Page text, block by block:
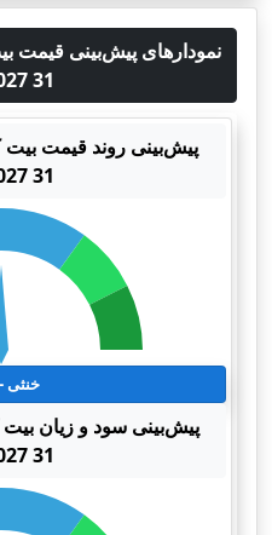
31 Jan 2027
31 Jan 2027
خنثی -0.7%
31 Jan 2027